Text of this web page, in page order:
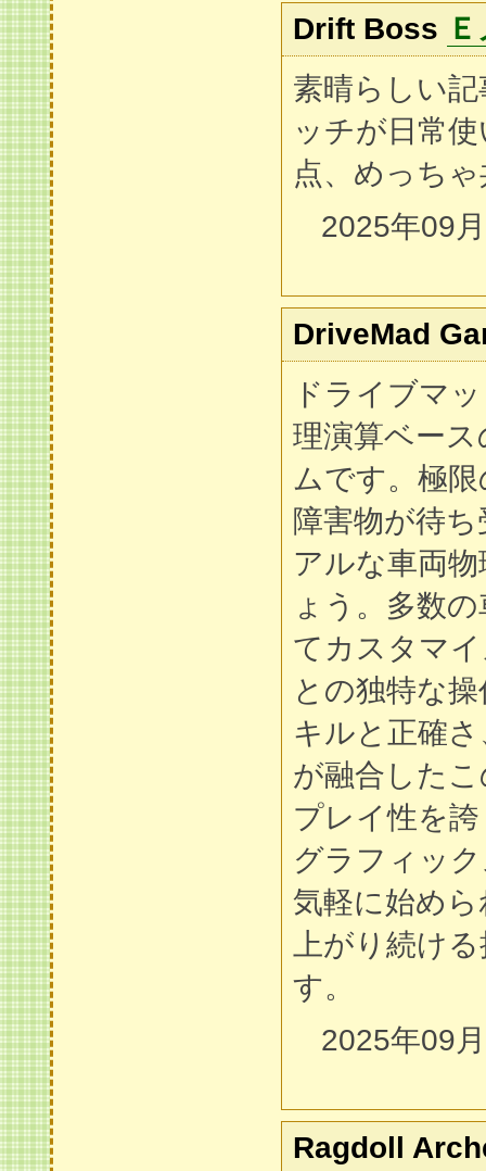
Drift Boss
素晴らしい
ッチが日常
点、めっち
2025年09
DriveMad
ドライブマ
理演算ベー
ムです。極
障害物が待
アルな車両
ょう。多数
てカスタマ
との独特な
キルと正確
が融合した
プレイ性を
グラフィッ
気軽に始め
上がり続け
す。
2025年09
Ragdoll